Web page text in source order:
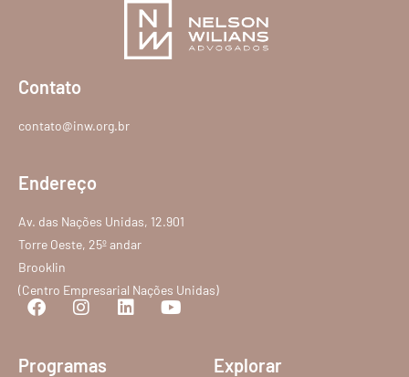
Contato
contato@inw.org.br
Endereço
Av. das Nações Unidas, 12.901
Torre Oeste, 25º andar
Brooklin
(Centro Empresarial Nações Unidas)
Programas Explorar